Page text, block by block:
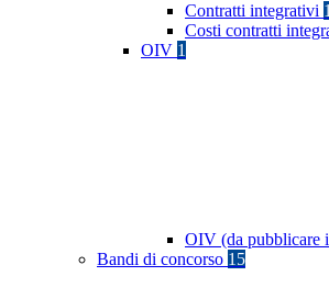
Contratti integrativi
Costi contratti
OIV 1
OIV (da pubblicare
Bandi di concorso 15